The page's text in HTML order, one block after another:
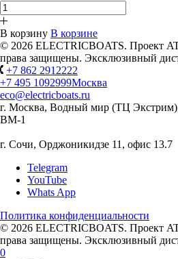
В корзину В корзине
© 2026 ELECTRICBOATS. Проект
права защищены. Эксклюзивный
+7 862 2912222
+7 495 1092999Москва
eco@electricboats.ru
г. Москва, Водный мир (ТЦ
ВМ-1
г. Сочи, Орджоникидзе 11, офис 13.7
Telegram
YouTube
Whats App
Политика конфиденциальности
© 2026 ELECTRICBOATS. Проект
права защищены. Эксклюзивный
0